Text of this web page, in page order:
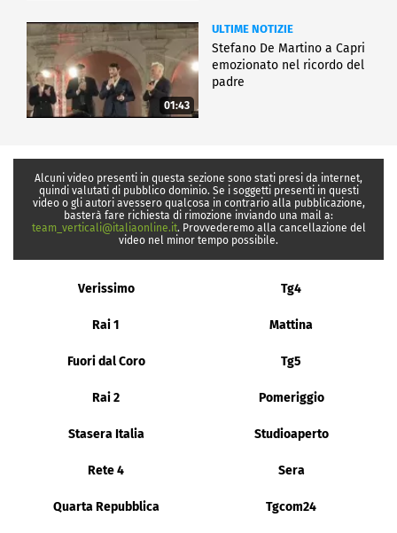
01:43
ULTIME NOTIZIE
Stefano De Martino a Capri
emozionato nel ricordo del
padre
Alcuni video presenti in questa sezione sono stati presi da internet,
quindi valutati di pubblico dominio. Se i soggetti presenti in questi
video o gli autori avessero qualcosa in contrario alla pubblicazione,
basterà fare richiesta di rimozione inviando una mail a:
team_verticali@italiaonline.it. Provvederemo alla cancellazione del
video nel minor tempo possibile.
Verissimo Tg4
Rai 1 Mattina
Fuori dal Coro Tg5
Rai 2 Pomeriggio
Stasera Italia Studioaperto
Rete 4 Sera
Quarta Repubblica Tgcom24